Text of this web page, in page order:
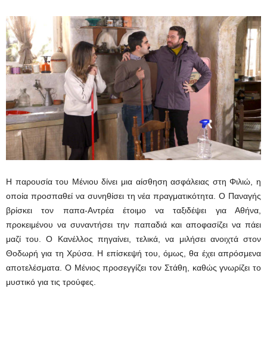
Η παρουσία του Μένιου δίνει μια αίσθηση ασφάλειας στη Φιλιώ, η
οποία προσπαθεί να συνηθίσει τη νέα πραγματικότητα. Ο Παναγής
βρίσκει τον παπα-Αντρέα έτοιμο να ταξιδέψει για Αθήνα,
προκειμένου να συναντήσει την παπαδιά και αποφασίζει να πάει
μαζί του. Ο Κανέλλος πηγαίνει, τελικά, να μιλήσει ανοιχτά στον
Θοδωρή για τη Χρύσα. Η επίσκεψή του, όμως, θα έχει απρόσμενα
αποτελέσματα. Ο Μένιος προσεγγίζει τον Στάθη, καθώς γνωρίζει το
μυστικό για τις τρούφες.